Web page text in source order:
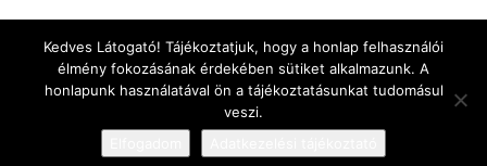
Kedves Látogató! Tájékoztatjuk, hogy a honlap felhasználói
élmény fokozásának érdekében sütiket alkalmazunk. A
honlapunk használatával ön a tájékoztatásunkat tudomásul
veszi.